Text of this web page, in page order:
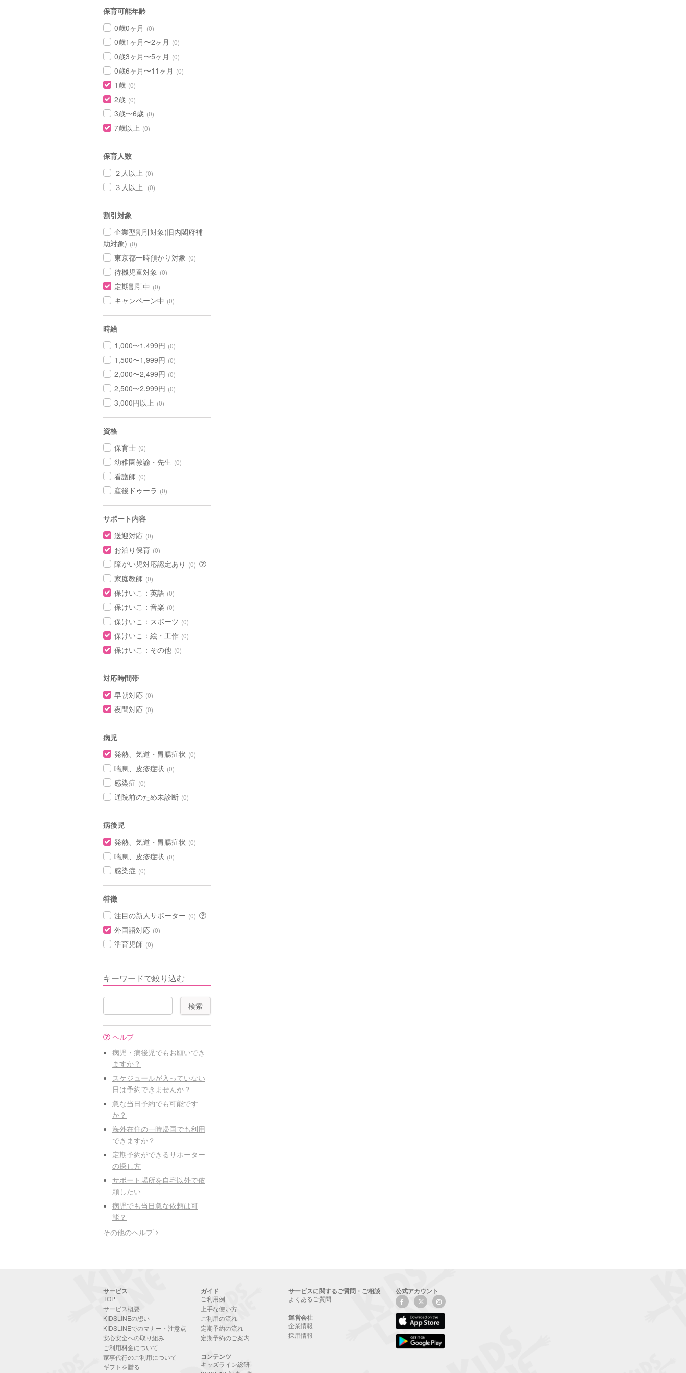
保育可能年齢
0歳0ヶ月 (0)
0歳1ヶ月〜2ヶ月 (0)
0歳3ヶ月〜5ヶ月 (0)
0歳6ヶ月〜11ヶ月 (0)
1歳 (0)
2歳 (0)
3歳〜6歳 (0)
7歳以上 (0)
保育人数
２人以上 (0)
３人以上 (0)
割引対象
企業型割引対象(旧内閣府補
助対象) (0)
東京都一時預かり対象 (0)
待機児童対象 (0)
定期割引中 (0)
キャンペーン中 (0)
時給
1,000〜1,499円 (0)
1,500〜1,999円 (0)
2,000〜2,499円 (0)
2,500〜2,999円 (0)
3,000円以上 (0)
資格
保育士 (0)
幼稚園教諭・先生 (0)
看護師 (0)
産後ドゥーラ (0)
サポート内容
送迎対応 (0)
お泊り保育 (0)
障がい児対応認定あり (0)
家庭教師 (0)
保けいこ：英語 (0)
保けいこ：音楽 (0)
保けいこ：スポーツ (0)
保けいこ：絵・工作 (0)
保けいこ：その他 (0)
対応時間帯
早朝対応 (0)
夜間対応 (0)
病児
発熱、気道・胃腸症状 (0)
喘息、皮疹症状 (0)
感染症 (0)
通院前のため未診断 (0)
病後児
発熱、気道・胃腸症状 (0)
喘息、皮疹症状 (0)
感染症 (0)
特徴
注目の新人サポーター (0)
外国語対応 (0)
準育児師 (0)
キーワードで絞り込む
ヘルプ
病児・病後児でもお願いでき
ますか？
スケジュールが入っていない
日は予約できませんか？
急な当日予約でも可能です
か？
海外在住の一時帰国でも利用
できますか？
定期予約ができるサポーター
の探し方
サポート場所を自宅以外で依
頼したい
病児でも当日急な依頼は可
能？
その他のヘルプ
サービス
TOP
サービス概要
KIDSLINEの想い
KIDSLINEでのマナー・注意点
安心安全への取り組み
ご利用料金について
家事代行のご利用について
ギフトを贈る
ガイド
ご利用例
上手な使い方
ご利用の流れ
定期予約の流れ
定期予約のご案内
コンテンツ
キッズライン総研
サービスに関するご質問・ご相談
よくあるご質問
運営会社
企業情報
採用情報
公式アカウント